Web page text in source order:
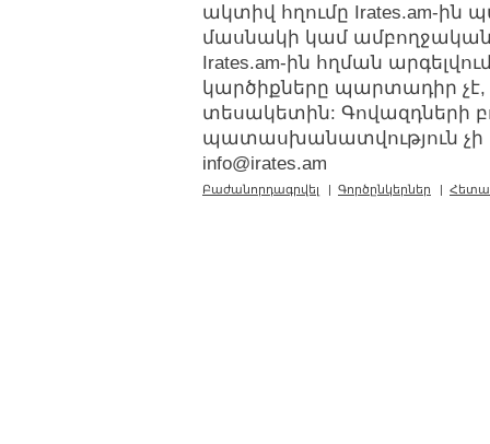
ակտիվ հղումը Irates.am-ին
մասնակի կամ
Irates.am-ին հղման
կարծիքները պարտադիր չէ,
տեսակետին: Գովազդների
պատասխանատվություն չի
info@irates.am
Բաժանորդագրվել | Գործընկերներ |